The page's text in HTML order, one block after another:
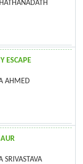
ESCAPE
AHMED
SRIVASTAVA